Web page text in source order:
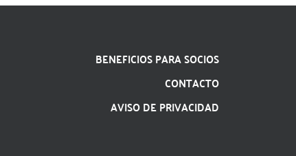
BENEFICIOS PARA SOCIOS
CONTACTO
AVISO DE PRIVACIDAD